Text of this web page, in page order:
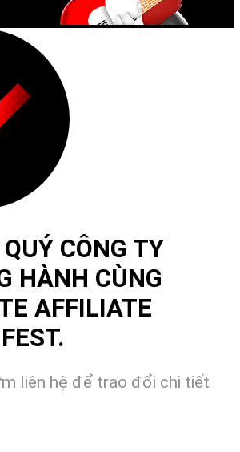
CÔNG TY
HÀNH CÙNG
AFFILIATE
FEST.
liên hệ để trao đổi chi tiết